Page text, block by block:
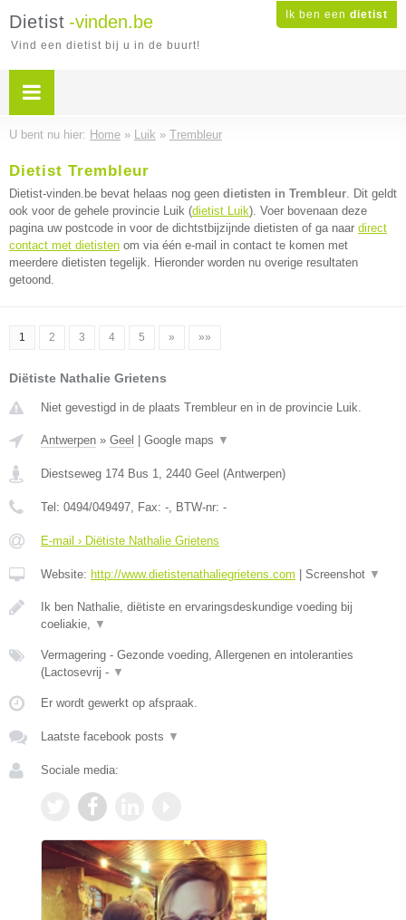
Ik ben een dietist
Dietist -vinden.be
Vind een dietist bij u in de buurt!
U bent nu hier: Home » Luik » Trembleur
Dietist Trembleur
Dietist-vinden.be bevat helaas nog geen dietisten in Trembleur. Dit geldt
ook voor de gehele provincie Luik (dietist Luik). Voer bovenaan deze
pagina uw postcode in voor de dichtstbijzijnde dietisten of ga naar direct
contact met dietisten om via één e-mail in contact te komen met
meerdere dietisten tegelijk. Hieronder worden nu overige resultaten
getoond.
1 2 3 4 5 » »»
Diëtiste Nathalie Grietens
Niet gevestigd in de plaats Trembleur en in de provincie Luik.
Antwerpen » Geel Google maps ▼
Diestseweg 174 Bus 1, 2440 Geel (Antwerpen)
Tel: 0494/049497, Fax: -, BTW-nr: -
E-mail › Diëtiste Nathalie Grietens
Website: http://www.dietistenathaliegrietens.com Screenshot ▼
Ik ben Nathalie, diëtiste en ervaringsdeskundige voeding bij
coeliakie, ▼
Vermagering - Gezonde voeding, Allergenen en intoleranties
(Lactosevrij - ▼
Er wordt gewerkt op afspraak.
Laatste facebook posts ▼
Sociale media: